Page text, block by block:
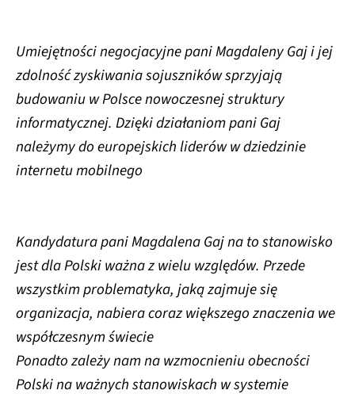
Umiejętności negocjacyjne pani Magdaleny Gaj i jej
zdolność zyskiwania sojuszników sprzyjają
budowaniu w Polsce nowoczesnej struktury
informatycznej. Dzięki działaniom pani Gaj
należymy do europejskich liderów w dziedzinie
internetu mobilnego
Kandydatura pani Magdalena Gaj na to stanowisko
jest dla Polski ważna z wielu względów. Przede
wszystkim problematyka, jaką zajmuje się
organizacja, nabiera coraz większego znaczenia we
współczesnym świecie
Ponadto zależy nam na wzmocnieniu obecności
Polski na ważnych stanowiskach w systemie